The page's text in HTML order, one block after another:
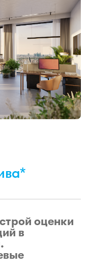
оценки
в